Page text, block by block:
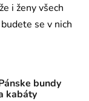
i ženy všech
se v nich
bundy
kabáty